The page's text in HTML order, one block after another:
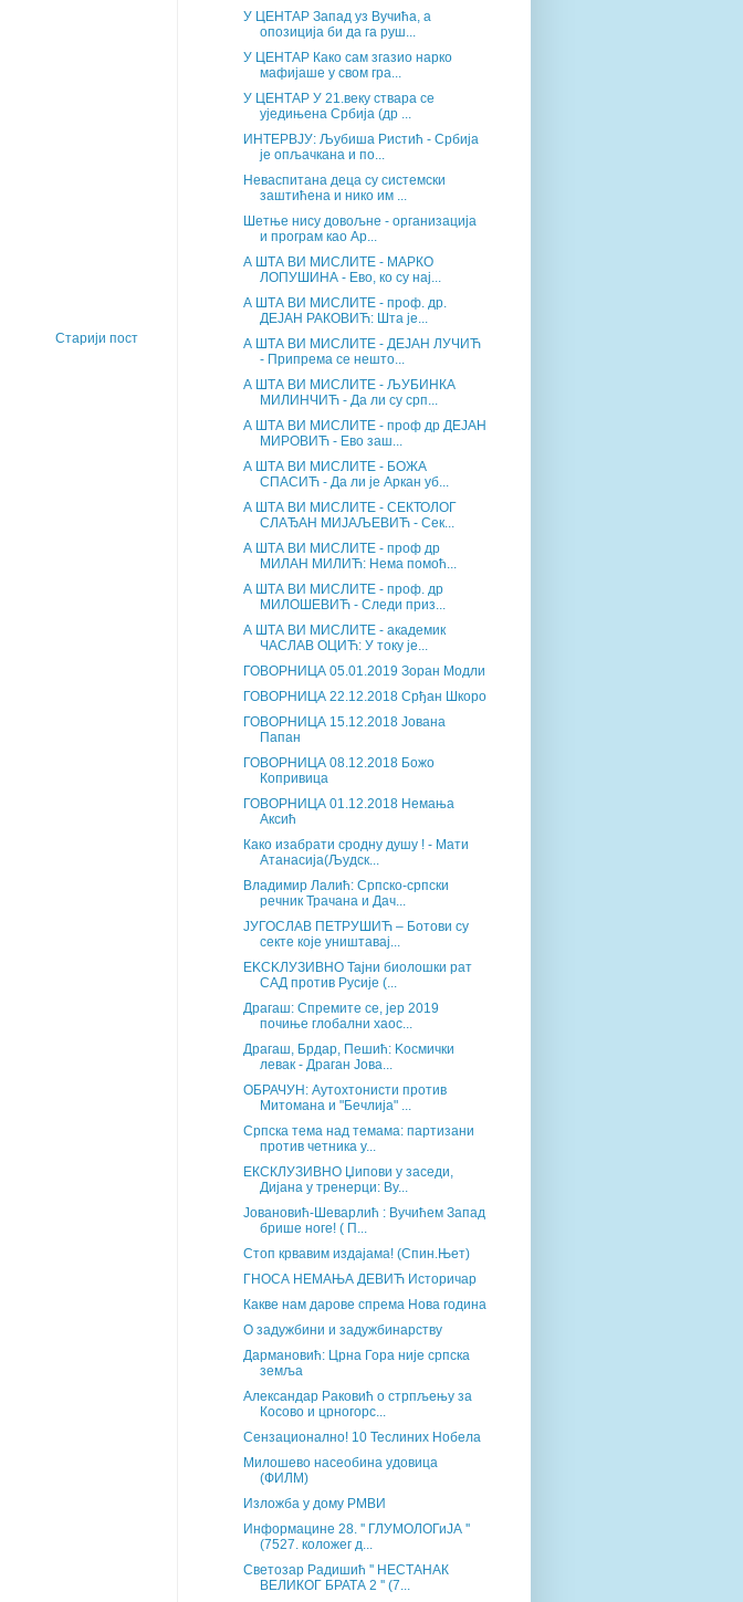
Старији пост
У ЦЕНТАР Запад уз Вучића, а
опозиција би да га руш...
У ЦЕНТАР Како сам згазио нарко
мафијаше у свом гра...
У ЦЕНТАР У 21.веку ствара се
уједињена Србија (др ...
ИНТЕРВЈУ: Љубиша Ристић - Србија
је опљачкана и по...
Неваспитана деца су системски
заштићена и нико им ...
Шетње нису довољне - организација
и програм као Ар...
А ШТА ВИ МИСЛИТЕ - МАРКО
ЛОПУШИНА - Ево, ко су нај...
А ШТА ВИ МИСЛИТЕ - проф. др.
ДЕЈАН РАКОВИЋ: Шта је...
А ШТА ВИ МИСЛИТЕ - ДЕЈАН ЛУЧИЋ
- Припрема се нешто...
А ШТА ВИ МИСЛИТЕ - ЉУБИНКА
МИЛИНЧИЋ - Да ли су срп...
А ШТА ВИ МИСЛИТЕ - проф др ДЕЈАН
МИРОВИЋ - Ево заш...
А ШТА ВИ МИСЛИТЕ - БОЖА
СПАСИЋ - Да ли је Аркан уб...
А ШТА ВИ МИСЛИТЕ - СЕКТОЛОГ
СЛАЂАН МИЈАЉЕВИЋ - Сек...
А ШТА ВИ МИСЛИТЕ - проф др
МИЛАН МИЛИЋ: Нема помоћ...
А ШТА ВИ МИСЛИТЕ - проф. др
МИЛОШЕВИЋ - Следи приз...
А ШТА ВИ МИСЛИТЕ - академик
ЧАСЛАВ ОЦИЋ: У току је...
ГОВОРНИЦА 05.01.2019 Зоран Модли
ГОВОРНИЦА 22.12.2018 Срђан Шкоро
ГОВОРНИЦА 15.12.2018 Јована
Папан
ГОВОРНИЦА 08.12.2018 Божо
Копривица
ГОВОРНИЦА 01.12.2018 Немања
Аксић
Како изабрати сродну душу ! - Мати
Атанасија(Људск...
Владимир Лалић: Српско-српски
речник Трачана и Дач...
ЈУГОСЛАВ ПЕТРУШИЋ – Ботови су
секте које уништавај...
ЕKСKЛУЗИВНО Тајни биолошки рат
САД против Русије (...
Драгаш: Спремите се, јер 2019
почиње глобални хаос...
Драгаш, Брдар, Пешић: Kосмички
левак - Драган Јова...
ОБРАЧУН: Аутохтонисти против
Митомана и "Бечлија" ...
Српска тема над темама: партизани
против четника у...
ЕКСКЛУЗИВНО Џипови у заседи,
Дијана у тренерци: Ву...
Јовановић-Шеварлић : Вучићем Запад
брише ноге! ( П...
Стоп крвавим издајама! (Спин.Њет)
ГНОСА НЕМАЊА ДЕВИЋ Историчар
Какве нам дарове спрема Нова година
О задужбини и задужбинарству
Дармановић: Црна Гора није српска
земља
Александар Раковић о стрпљењу за
Косово и црногорс...
Сензационално! 10 Теслиних Нобела
Mилошево насеобина удовица
(ФИЛМ)
Изложба у дому РМВИ
Информацине 28. '' ГЛУМОЛОГиЈА ''
(7527. коложег д...
Светозар Радишић '' НЕСТАНАК
ВЕЛИКОГ БРАТА 2 '' (7...